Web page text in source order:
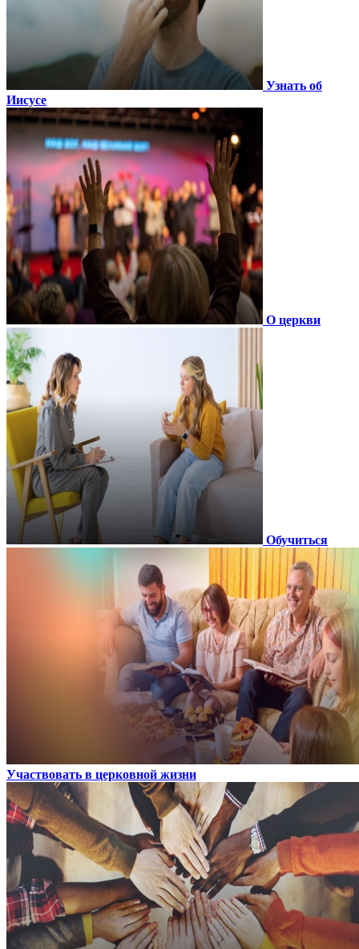
Узнать об
Иисусе
О церкви
Обучиться
Участвовать в церковной жизни